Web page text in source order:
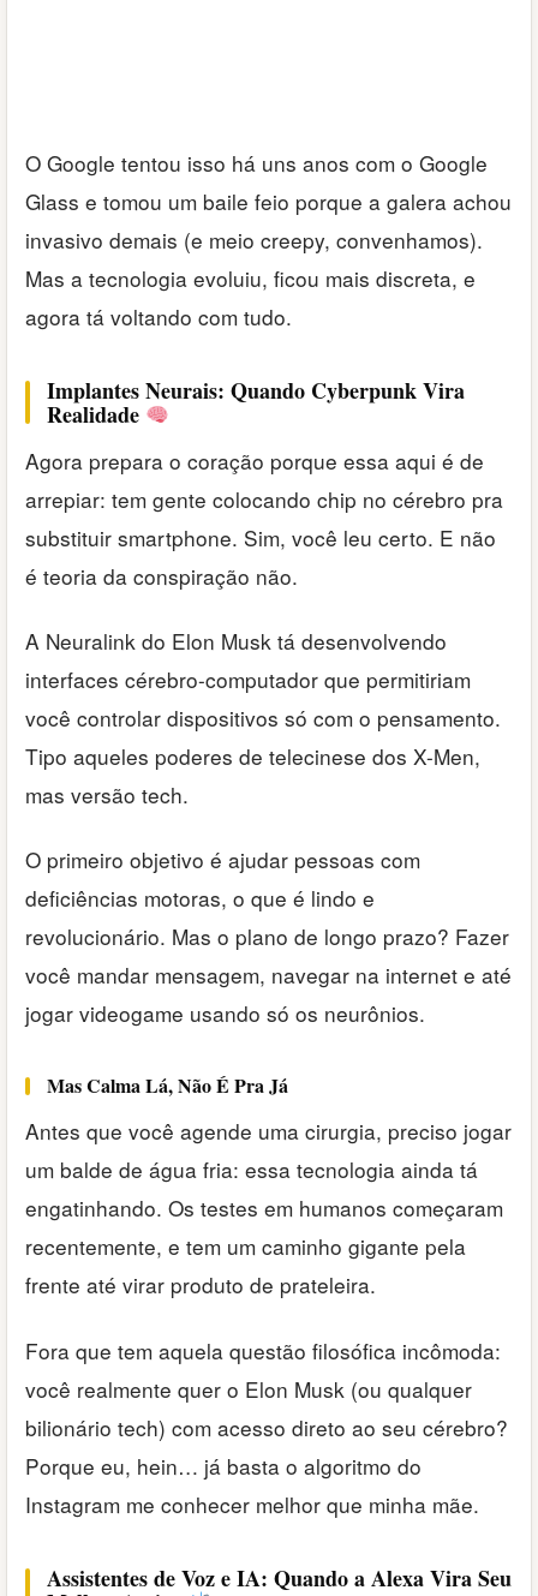
O Google tentou isso há uns anos com o Google
Glass e tomou um baile feio porque a galera achou
invasivo demais (e meio creepy, convenhamos).
Mas a tecnologia evoluiu, ficou mais discreta, e
agora tá voltando com tudo.
Implantes Neurais: Quando Cyberpunk Vira
Realidade
Agora prepara o coração porque essa aqui é de
arrepiar: tem gente colocando chip no cérebro pra
substituir smartphone. Sim, você leu certo. E não
é teoria da conspiração não.
A Neuralink do Elon Musk tá desenvolvendo
interfaces cérebro-computador que permitiriam
você controlar dispositivos só com o pensamento.
Tipo aqueles poderes de telecinese dos X-Men,
mas versão tech.
O primeiro objetivo é ajudar pessoas com
deficiências motoras, o que é lindo e
revolucionário. Mas o plano de longo prazo? Fazer
você mandar mensagem, navegar na internet e até
jogar videogame usando só os neurônios.
Mas Calma Lá, Não É Pra Já
Antes que você agende uma cirurgia, preciso jogar
um balde de água fria: essa tecnologia ainda tá
engatinhando. Os testes em humanos começaram
recentemente, e tem um caminho gigante pela
frente até virar produto de prateleira.
Fora que tem aquela questão filosófica incômoda:
você realmente quer o Elon Musk (ou qualquer
bilionário tech) com acesso direto ao seu cérebro?
Porque eu, hein… já basta o algoritmo do
Instagram me conhecer melhor que minha mãe.
Assistentes de Voz e IA: Quando a Alexa Vira Seu